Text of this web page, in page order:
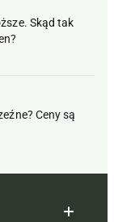
Skąd tak
Ceny są